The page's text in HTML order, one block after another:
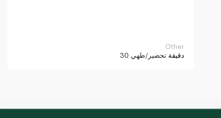
Other
30 دقيقة تحضير/طهي